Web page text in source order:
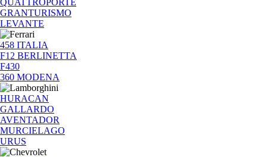
QUATTROPORTE
GRANTURISMO
LEVANTE
458 ITALIA
F12 BERLINETTA
F430
360 MODENA
HURACAN
GALLARDO
AVENTADOR
MURCIELAGO
URUS